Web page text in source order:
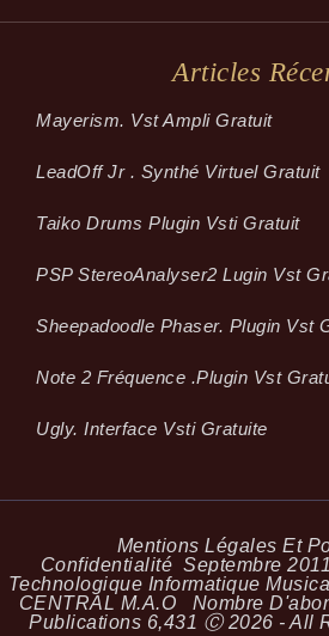
Articles
Mayerism. Vst Ampli Gratuit
LeadOff Jr . Synthé Virtuel Gratuit
Taiko Drums Plugin Vsti Gratuit
PSP StereoAnalyser2 Lugin Vst
Sheepadoodle Phaser. Plugin Vst
Note 2 Fréquence .plugin Vst
Ugly. Interface Vsti Gratuite
Mentions Légales Et
Confidentialité Septembre
Technologique Informatique
CENTRAL M.A.O Nombre
Publications 6,431 Ⓒ 2026 - All